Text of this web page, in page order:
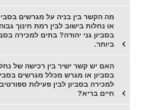
מה הקשר בין בניה על מגרשים
או נחלות בישוב לבין רמת חינוך
בסביון גני יהודה? בתים למכירה
ביותר.
האם יש קשר ישיר בין רכישה של
בסביון או מגרש מכלל מגרשים
למכירה בסביון לבין פעילות
חיים בריא?